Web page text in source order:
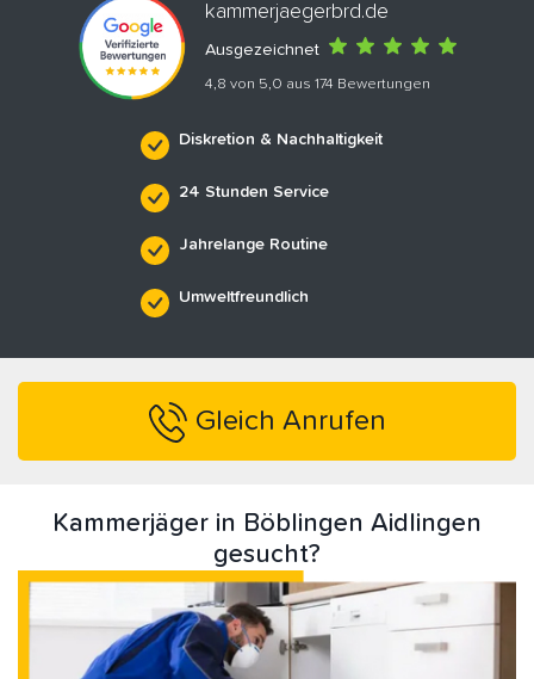
kammerjaegerbrd.de
Ausgezeichnet
4,8 von 5,0 aus 174 Bewertungen
Diskretion & Nachhaltigkeit
24 Stunden Service
Jahrelange Routine
Umweltfreundlich
Gleich Anrufen
Kammerjäger in Böblingen Aidlingen
gesucht?